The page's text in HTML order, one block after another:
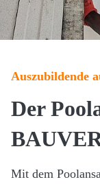
Auszubildende
Der
Mit dem